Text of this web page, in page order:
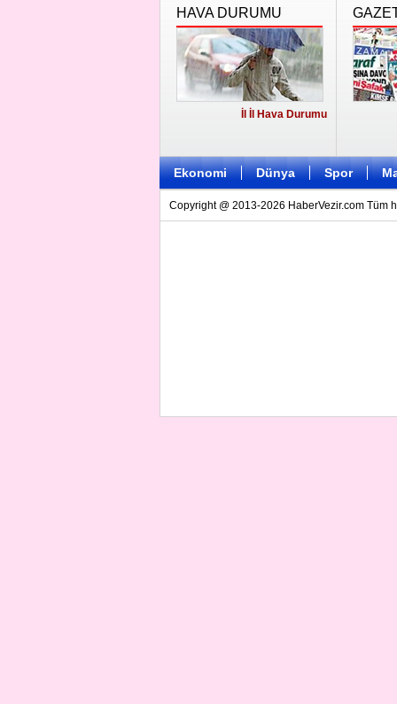
HAVA DURUMU
İl İl Hava Durumu
Ekonomi Dünya Spor
Copyright @ 2013-2026 HaberVezir.com Tüm